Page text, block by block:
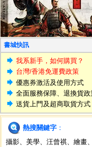
書城快訊
我系新手，如何購買？
台灣/香港免運費政策
優惠券激活及使用方式
全面服務保障、退換貨政
送貨上門及超商取貨方式
熱搜關鍵字 ：
攝影
美學 汪曾祺 繪畫